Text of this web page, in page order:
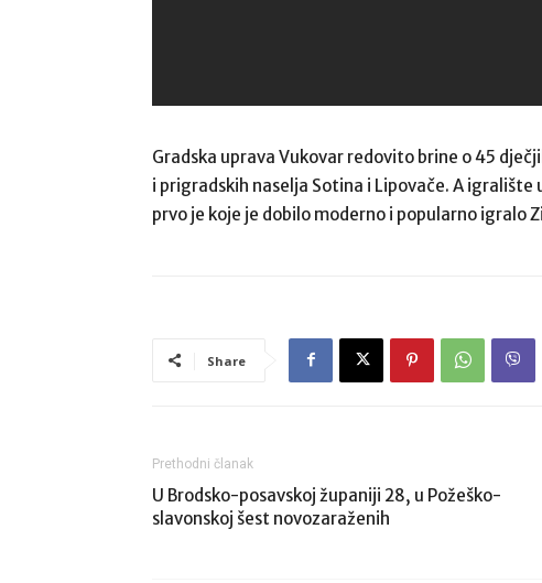
Gradska uprava Vukovar redovito brine o 45
i prigradskih naselja Sotina i Lipovače. A
prvo je koje je dobilo moderno i popularno igralo
Share
Prethodni članak
U Brodsko-posavskoj županiji 28, u Požeško-
slavonskoj šest novozaraženih